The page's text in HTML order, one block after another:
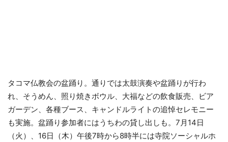
タコマ仏教会の盆踊り。通りでは太鼓演奏や盆踊りが行わ
れ、そうめん、照り焼きボウル、大福などの飲食販売、ビア
ガーデン、各種ブース、キャンドルライトの追悼セレモニー
も実施。盆踊り参加者にはうちわの貸し出しも。7月14日
（火）、16日（木）午後7時から8時半には寺院ソーシャルホ